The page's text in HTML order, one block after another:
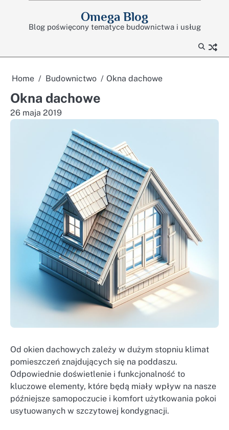
Omega Blog
Blog poświęcony tematyce budownictwa i usług
Home Budownictwo Okna dachowe
Okna dachowe
26 maja 2019
Od okien dachowych zależy w dużym stopniu klimat
pomieszczeń znajdujących się na poddaszu.
Odpowiednie doświetlenie i funkcjonalność to
kluczowe elementy, które będą miały wpływ na nasze
późniejsze samopoczucie i komfort użytkowania pokoi
usytuowanych w szczytowej kondygnacji.